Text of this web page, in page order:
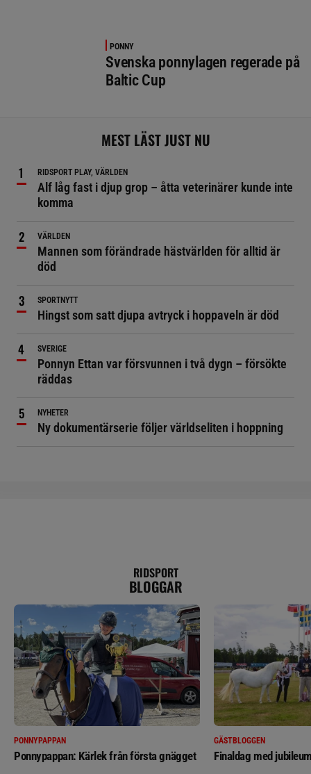
PONNY
Svenska ponnylagen regerade på
Baltic Cup
MEST LÄST JUST NU
RIDSPORT PLAY, VÄRLDEN
Alf låg fast i djup grop – åtta veterinärer kunde inte
komma
VÄRLDEN
Mannen som förändrade hästvärlden för alltid är
död
SPORTNYTT
Hingst som satt djupa avtryck i hoppaveln är död
SVERIGE
Ponnyn Ettan var försvunnen i två dygn – försökte
räddas
NYHETER
Ny dokumentärserie följer världseliten i hoppning
RIDSPORT
BLOGGAR
PONNYPAPPAN
Ponnypappan: Kärlek från första gnägget
GÄSTBLOGGEN
Finaldag med